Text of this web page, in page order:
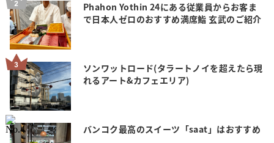
Phahon Yothin 24にある従業員からお客ま
で日本人ゼロのおすすめ満席鮨 玄武のご紹介
ソンワットロード(タラートノイを超えたら現
れるアート&カフェエリア)
バンコク最高のスイーツ「saat」はおすすめ